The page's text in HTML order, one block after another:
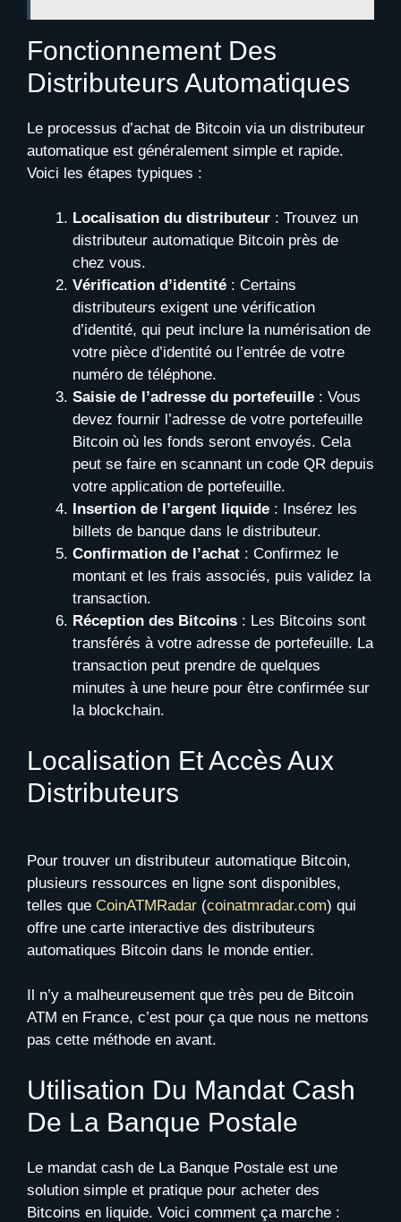
Fonctionnement Des
Distributeurs Automatiques
Le processus d’achat de Bitcoin via un distributeur
automatique est généralement simple et rapide.
Voici les étapes typiques :
Localisation du distributeur : Trouvez un
distributeur automatique Bitcoin près de
chez vous.
Vérification d’identité : Certains
distributeurs exigent une vérification
d’identité, qui peut inclure la numérisation de
votre pièce d’identité ou l’entrée de votre
numéro de téléphone.
Saisie de l’adresse du portefeuille : Vous
devez fournir l’adresse de votre portefeuille
Bitcoin où les fonds seront envoyés. Cela
peut se faire en scannant un code QR depuis
votre application de portefeuille.
Insertion de l’argent liquide : Insérez les
billets de banque dans le distributeur.
Confirmation de l’achat : Confirmez le
montant et les frais associés, puis validez la
transaction.
Réception des Bitcoins : Les Bitcoins sont
transférés à votre adresse de portefeuille. La
transaction peut prendre de quelques
minutes à une heure pour être confirmée sur
la blockchain.
Localisation Et Accès Aux
Distributeurs
Pour trouver un distributeur automatique Bitcoin,
plusieurs ressources en ligne sont disponibles,
telles que CoinATMRadar (coinatmradar.com) qui
offre une carte interactive des distributeurs
automatiques Bitcoin dans le monde entier.
Il n’y a malheureusement que très peu de Bitcoin
ATM en France, c’est pour ça que nous ne mettons
pas cette méthode en avant.
Utilisation Du Mandat Cash
De La Banque Postale
Le mandat cash de La Banque Postale est une
solution simple et pratique pour acheter des
Bitcoins en liquide. Voici comment ça marche :